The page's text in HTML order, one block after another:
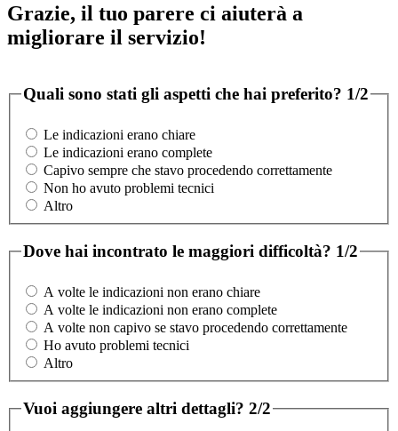
Grazie, il tuo parere ci aiuterà a
migliorare il servizio!
Quali sono stati gli aspetti che hai preferito? 1/2
Le indicazioni erano chiare
Le indicazioni erano complete
Capivo sempre che stavo procedendo correttamente
Non ho avuto problemi tecnici
Altro
Dove hai incontrato le maggiori difficoltà? 1/2
A volte le indicazioni non erano chiare
A volte le indicazioni non erano complete
A volte non capivo se stavo procedendo correttamente
Ho avuto problemi tecnici
Altro
Vuoi aggiungere altri dettagli? 2/2